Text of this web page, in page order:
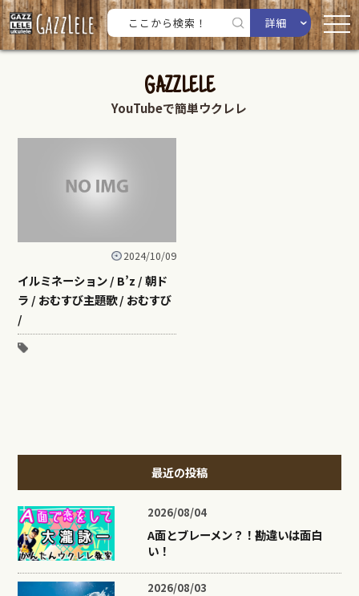
詳細
GAZZLELE
YouTubeで簡単ウクレレ
2024/10/09
イルミネーション / B’z / 朝ド
ラ / おむすび主題歌 / おむすび
/
最近の投稿
2026/08/04
A面とブレーメン？！勘違いは面白
い！
2026/08/03